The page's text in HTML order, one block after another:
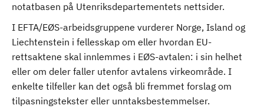
notatbasen på Utenriksdepartementets nettsider.
I EFTA/EØS-arbeidsgruppene vurderer Norge, Island og
Liechtenstein i fellesskap om eller hvordan EU-
rettsaktene skal innlemmes i EØS-avtalen: i sin helhet
eller om deler faller utenfor avtalens virkeområde. I
enkelte tilfeller kan det også bli fremmet forslag om
tilpasningstekster eller unntaksbestemmelser.